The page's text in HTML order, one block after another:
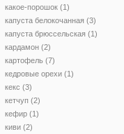
какое-порошок (1)
капуста белокочанная (3)
капуста брюссельская (1)
кардамон (2)
картофель (7)
кедровые орехи (1)
кекс (3)
кетчуп (2)
кефир (1)
киви (2)